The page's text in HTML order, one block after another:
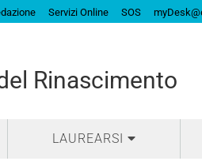
Servizi Online SOS
Rinascimento
LAUREARSI